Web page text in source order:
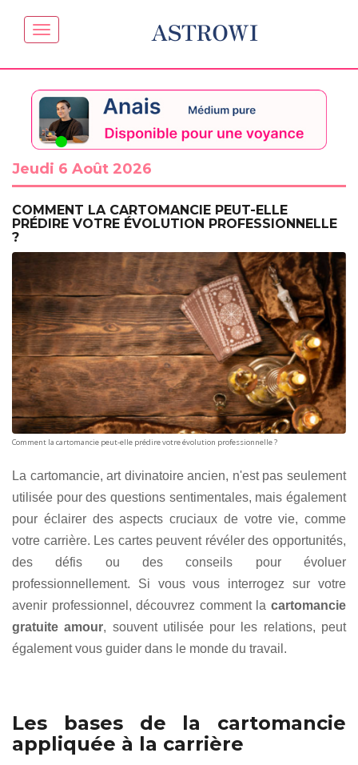
ASTROWI
Jeudi 6 Août 2026
COMMENT LA CARTOMANCIE PEUT-ELLE
PRÉDIRE VOTRE ÉVOLUTION PROFESSIONNELLE
?
Comment la cartomancie peut-elle prédire votre évolution professionnelle ?
La cartomancie, art divinatoire ancien, n'est pas seulement
utilisée pour des questions sentimentales, mais également
pour éclairer des aspects cruciaux de votre vie, comme
votre carrière. Les cartes peuvent révéler des opportunités,
des défis ou des conseils pour évoluer
professionnellement. Si vous vous interrogez sur votre
avenir professionnel, découvrez comment la cartomancie
gratuite amour, souvent utilisée pour les relations, peut
également vous guider dans le monde du travail.
Les bases de la cartomancie
appliquée à la carrière